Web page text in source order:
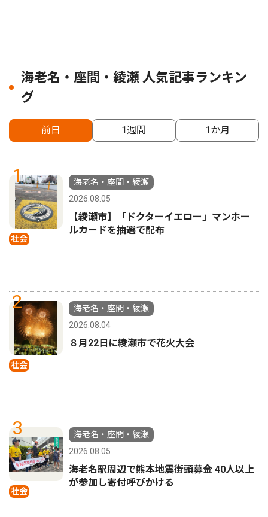
海老名・座間・綾瀬 人気記事ランキン
グ
前日 1週間 1か月
1
社会
海老名・座間・綾瀬
2026.08.05
【綾瀬市】「ドクターイエロー」マンホー
ルカードを抽選で配布
2
社会
海老名・座間・綾瀬
2026.08.04
８月22日に綾瀬市で花火大会
3
社会
海老名・座間・綾瀬
2026.08.05
海老名駅周辺で熊本地震街頭募金 40人以上
が参加し寄付呼びかける